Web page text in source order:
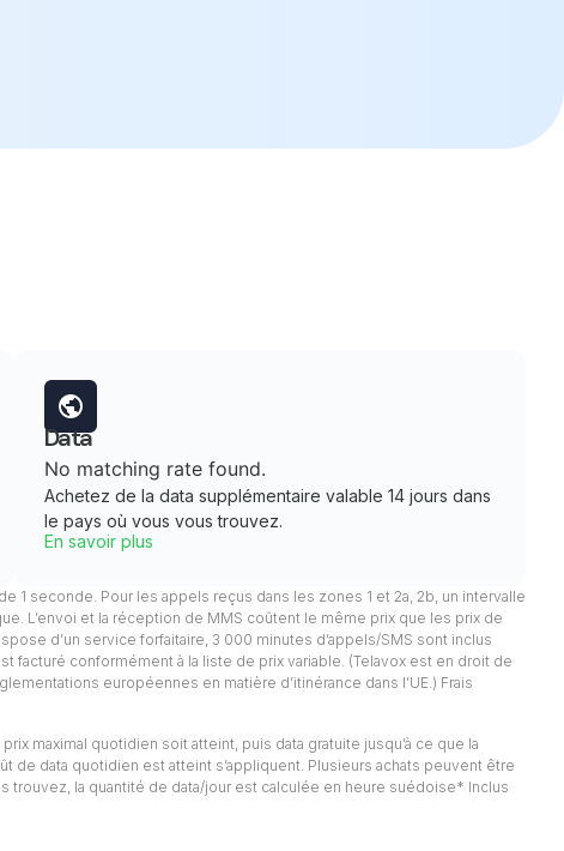
Data
No matching rate found.
Achetez de la data supplémentaire valable 14 jours dans
le pays où vous vous trouvez.
En savoir plus
1 seconde. Pour les appels reçus dans les zones 1 et 2a, 2b, un intervalle
L’envoi et la réception de MMS coûtent le même prix que les prix de
d’un service forfaitaire, 3 000 minutes d’appels/SMS sont inclus
facturé conformément à la liste de prix variable. (Telavox est en droit de
européennes en matière d’itinérance dans l’UE.) Frais
maximal quotidien soit atteint, puis data gratuite jusqu’à ce que la
de data quotidien est atteint s’appliquent. Plusieurs achats peuvent être
trouvez, la quantité de data/jour est calculée en heure suédoise* Inclus